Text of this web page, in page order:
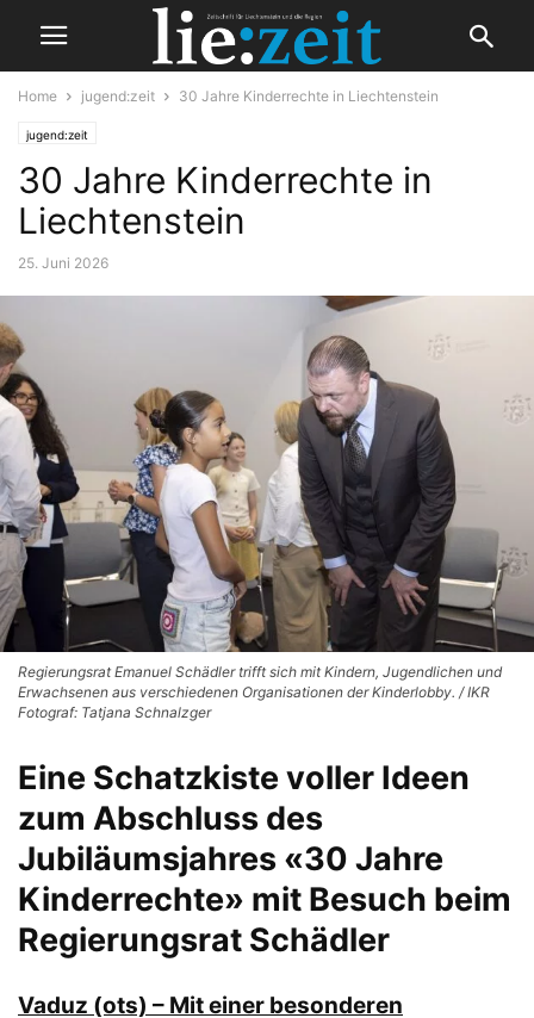
Home jugend:zeit 30 Jahre Kinderrechte in Liechtenstein
jugend:zeit
30 Jahre Kinderrechte in
Liechtenstein
25. Juni 2026
Regierungsrat Emanuel Schädler trifft sich mit Kindern, Jugendlichen und
Erwachsenen aus verschiedenen Organisationen der Kinderlobby. / IKR
Fotograf: Tatjana Schnalzger
Eine Schatzkiste voller Ideen
zum Abschluss des
Jubiläumsjahres «30 Jahre
Kinderrechte» mit Besuch beim
Regierungsrat Schädler
Vaduz (ots) – Mit einer besonderen